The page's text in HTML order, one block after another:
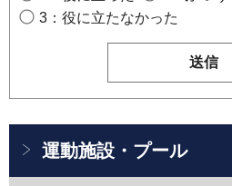
3：役に立たなかった
運動施設・プール